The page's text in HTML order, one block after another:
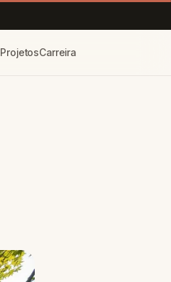
ProjetosCarreira